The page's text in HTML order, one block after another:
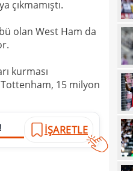
çıkmamıştı.
olan West Ham da
kurması
15 milyon
İŞARETLE
kattı